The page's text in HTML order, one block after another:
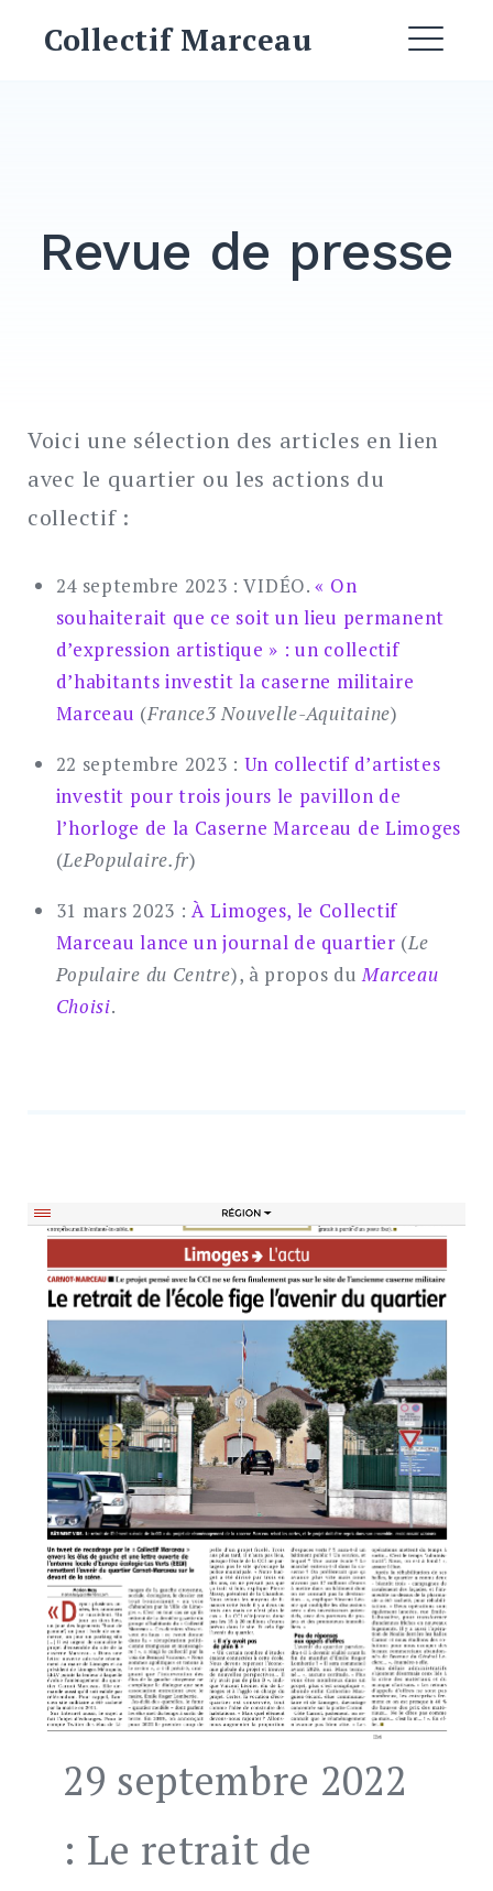
Collectif Marceau
EXPAND
SEARCH
Revue de presse
Voici une sélection des articles en lien
avec le quartier ou les actions du
collectif :
24 septembre 2023 : VIDÉO.« On
souhaiterait que ce soit un lieu permanent
d’expression artistique » : un collectif
d’habitants investit la caserne militaire
Marceau (France3 Nouvelle-Aquitaine)
22 septembre 2023 : Un collectif d’artistes
investit pour trois jours le pavillon de
l’horloge de la Caserne Marceau de Limoges
(LePopulaire.fr)
31 mars 2023 : À Limoges, le Collectif
Marceau lance un journal de quartier (Le
Populaire du Centre), à propos duMarceau
Choisi.
29 septembre 2022
: Le retrait de